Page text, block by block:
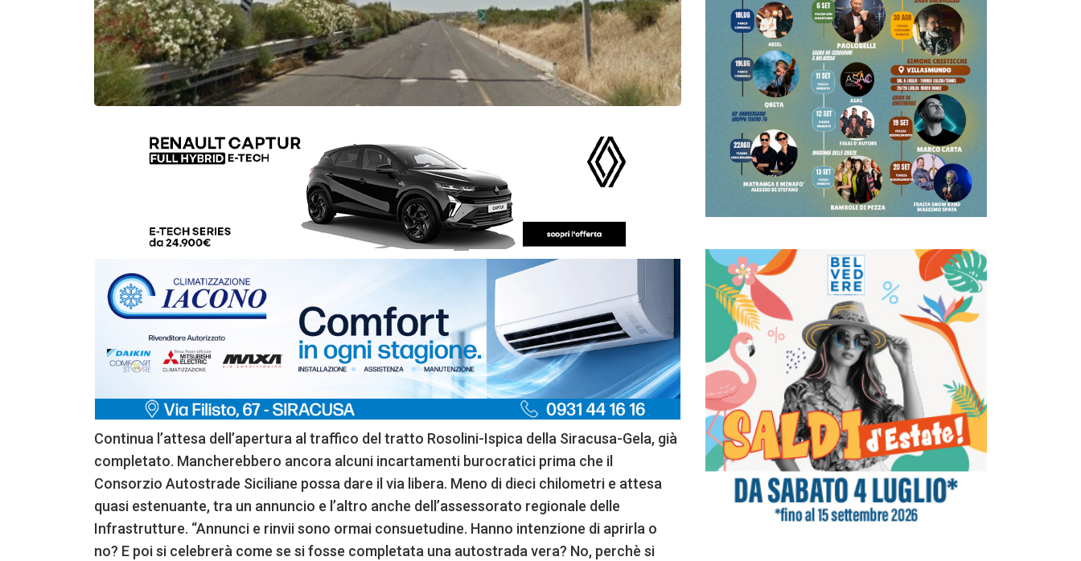
Continua l’attesa dell’apertura al traffico del tratto Rosolini-Ispica della Siracusa-Gela, già
completato. Mancherebbero ancora alcuni incartamenti burocratici prima che il
Consorzio Autostrade Siciliane possa dare il via libera. Meno di dieci chilometri e attesa
quasi estenuante, tra un annuncio e l’altro anche dell’assessorato regionale delle
Infrastrutture. “Annunci e rinvii sono ormai consuetudine. Hanno intenzione di aprirla o
no? E poi si celebrerà come se si fosse completata una autostrada vera? No, perchè si